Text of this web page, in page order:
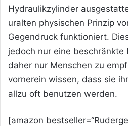
Hydraulikzylinder
uralten physischen Prinzip
Gegendruck funktioniert.
jedoch nur eine beschränkte
daher nur Menschen zu
vornerein wissen, dass sie
allzu oft benutzen werden.
[amazon